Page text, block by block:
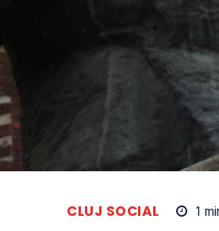
CLUJ SOCIAL 1